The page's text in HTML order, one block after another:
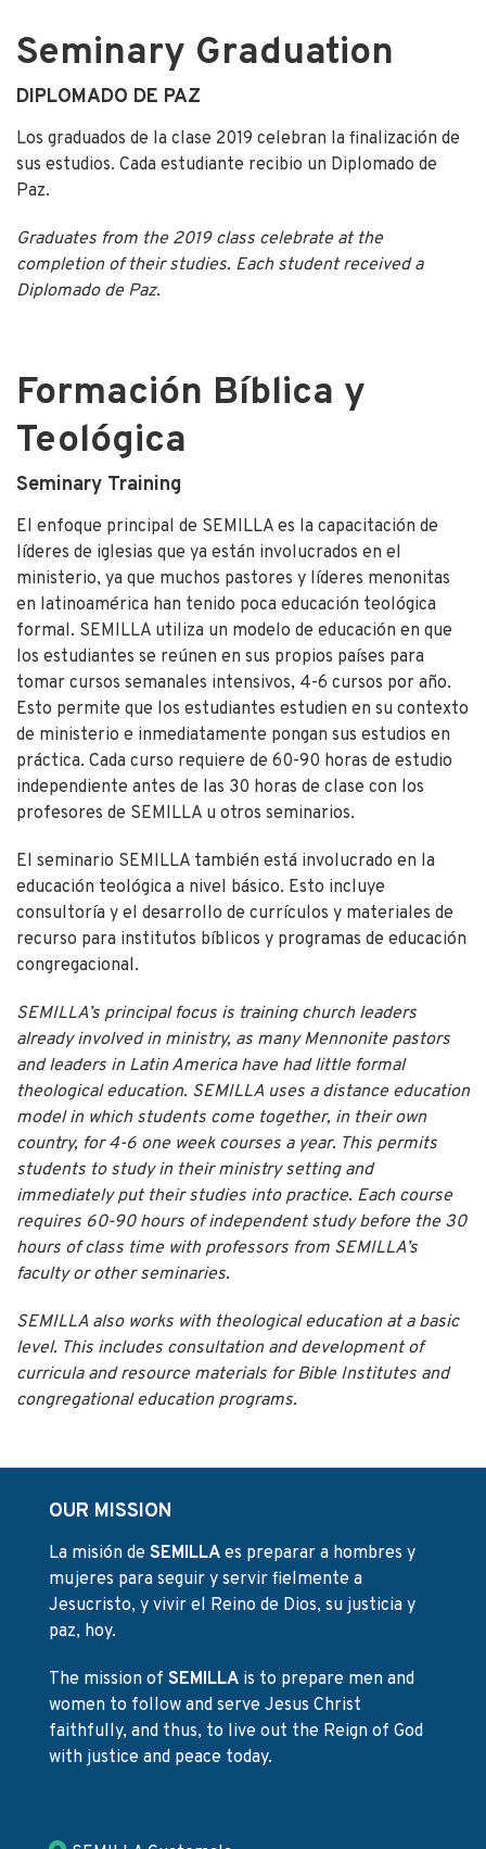
Seminary Graduation
DIPLOMADO DE PAZ
Los graduados de la clase 2019 celebran la finalización de
sus estudios. Cada estudiante recibio un Diplomado de
Paz.
Graduates from the 2019 class celebrate at the
completion of their studies. Each student received a
Diplomado de Paz.
Formación Bíblica y
Teológica
Seminary Training
El enfoque principal de SEMILLA es la capacitación de
líderes de iglesias que ya están involucrados en el
ministerio, ya que muchos pastores y líderes menonitas
en latinoamérica han tenido poca educación teológica
formal. SEMILLA utiliza un modelo de educación en que
los estudiantes se reúnen en sus propios países para
tomar cursos semanales intensivos, 4-6 cursos por año.
Esto permite que los estudiantes estudien en su contexto
de ministerio e inmediatamente pongan sus estudios en
práctica. Cada curso requiere de 60-90 horas de estudio
independiente antes de las 30 horas de clase con los
profesores de SEMILLA u otros seminarios.
El seminario SEMILLA también está involucrado en la
educación teológica a nivel básico. Esto incluye
consultoría y el desarrollo de currículos y materiales de
recurso para institutos bíblicos y programas de educación
congregacional.
SEMILLA’s principal focus is training church leaders
already involved in ministry, as many Mennonite pastors
and leaders in Latin America have had little formal
theological education. SEMILLA uses a distance education
model in which students come together, in their own
country, for 4-6 one week courses a year. This permits
students to study in their ministry setting and
immediately put their studies into practice. Each course
requires 60-90 hours of independent study before the 30
hours of class time with professors from SEMILLA’s
faculty or other seminaries.
SEMILLA also works with theological education at a basic
level. This includes consultation and development of
curricula and resource materials for Bible Institutes and
congregational education programs.
OUR MISSION
La misión de SEMILLA es preparar a hombres y
mujeres para seguir y servir fielmente a
Jesucristo, y vivir el Reino de Dios, su justicia y
paz, hoy.
The mission of SEMILLA is to prepare men and
women to follow and serve Jesus Christ
faithfully, and thus, to live out the Reign of God
with justice and peace today.